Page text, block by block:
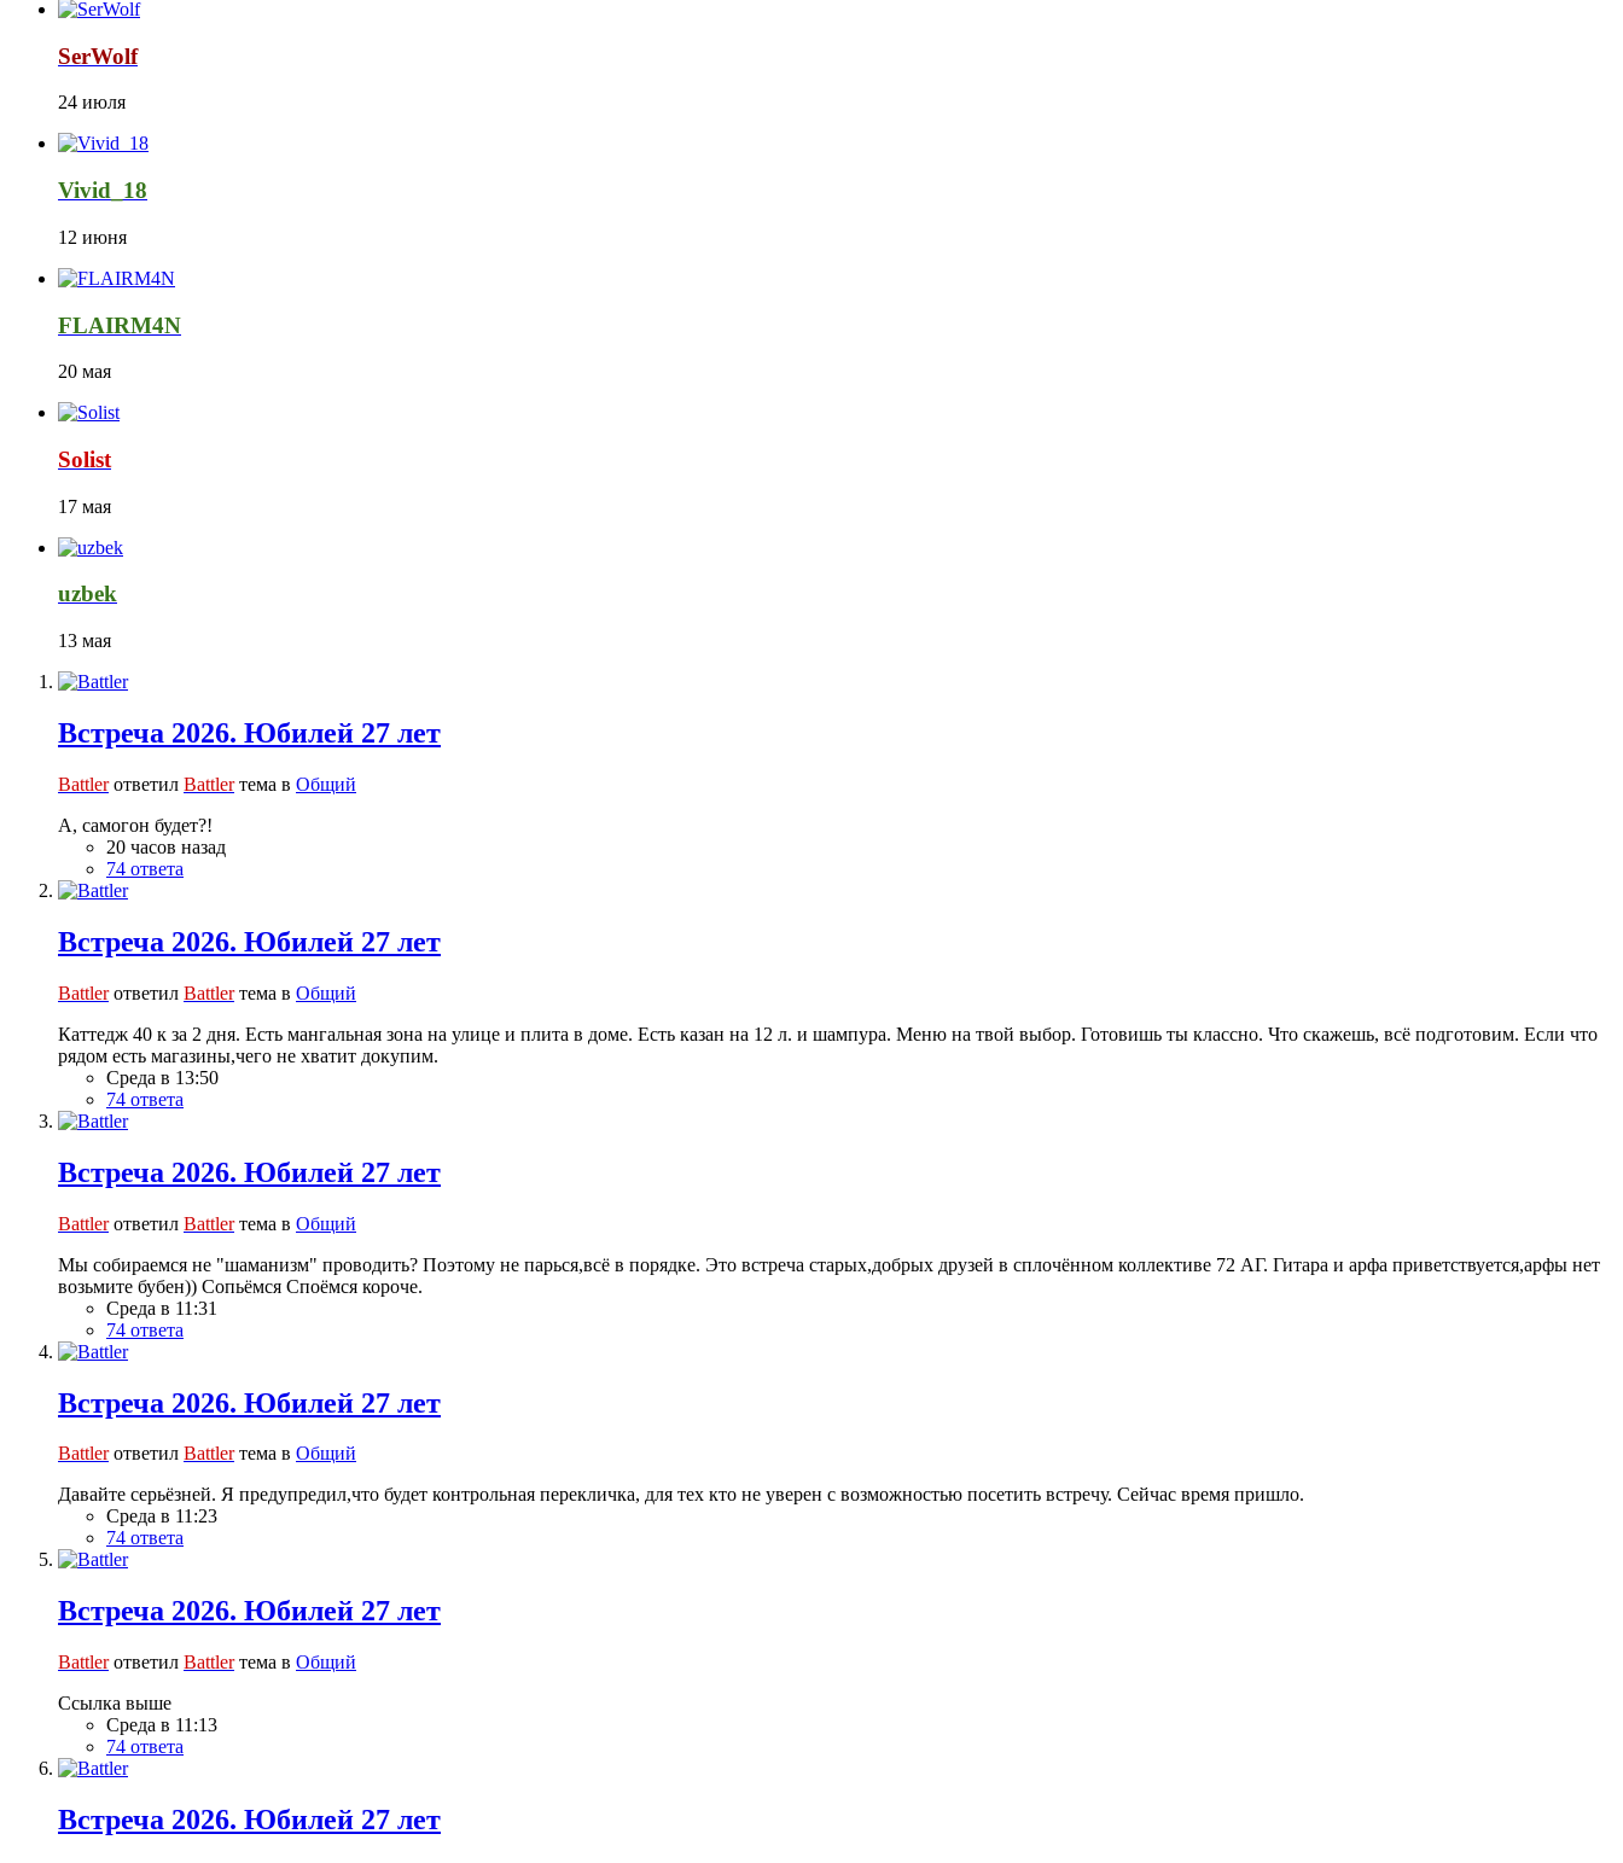
SerWolf
24 июля
Vivid_18
12 июня
FLAIRM4N
20 мая
Solist
17 мая
uzbek
13 мая
Встреча 2026. Юбилей 27 лет
Battlerответил Battlerтема в Общий
А, самогон будет?!
20 часов назад
74 ответа
Встреча 2026. Юбилей 27 лет
Battlerответил Battlerтема в Общий
Каттедж 40 к за 2 дня. Есть мангальная зона на улице и плита в доме. Есть казан на 12 л. и шампура. Меню на твой выбор. Готовишь ты классно. Что скажешь, всё подготовим. Если что
рядом есть магазины,чего не хватит докупим.
Среда в 13:50
74 ответа
Встреча 2026. Юбилей 27 лет
Battlerответил Battlerтема в Общий
Мы собираемся не "шаманизм" проводить? Поэтому не парься,всё в порядке. Это встреча старых,добрых друзей в сплочённом коллективе 72 АГ. Гитара и арфа приветствуется,арфы нет
возьмите бубен)) Сопьёмся Споёмся короче.
Среда в 11:31
74 ответа
Встреча 2026. Юбилей 27 лет
Battlerответил Battlerтема в Общий
Давайте серьёзней. Я предупредил,что будет контрольная перекличка, для тех кто не уверен с возможностью посетить встречу. Сейчас время пришло.
Среда в 11:23
74 ответа
Встреча 2026. Юбилей 27 лет
Battlerответил Battlerтема в Общий
Ссылка выше
Среда в 11:13
74 ответа
Встреча 2026. Юбилей 27 лет